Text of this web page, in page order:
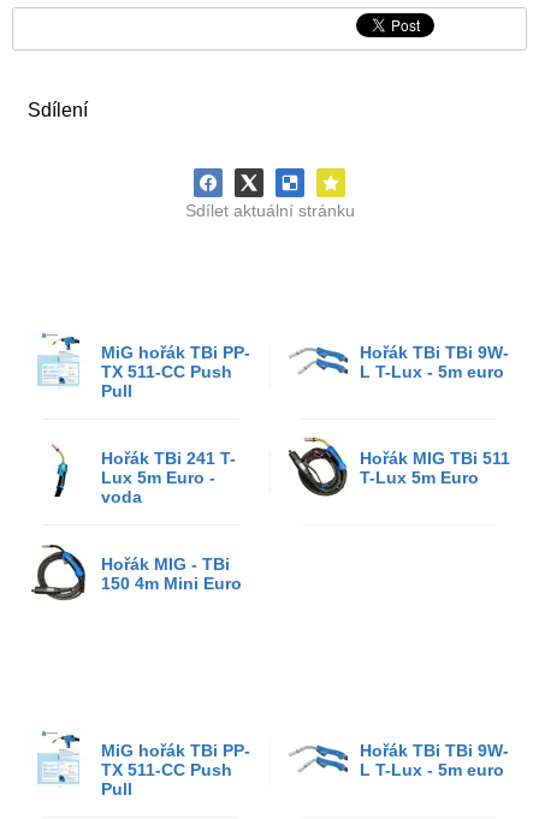
Sdílení
Sdílet aktuální stránku
MiG hořák TBi PP-
TX 511-CC Push
Pull
Hořák TBi TBi 9W-
L T-Lux - 5m euro
Hořák TBi 241 T-
Lux 5m Euro -
voda
Hořák MIG TBi 511
T-Lux 5m Euro
Hořák MIG - TBi
150 4m Mini Euro
MiG hořák TBi PP-
TX 511-CC Push
Pull
Hořák TBi TBi 9W-
L T-Lux - 5m euro